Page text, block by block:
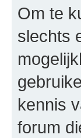
Om te
slechts
kennis
forum